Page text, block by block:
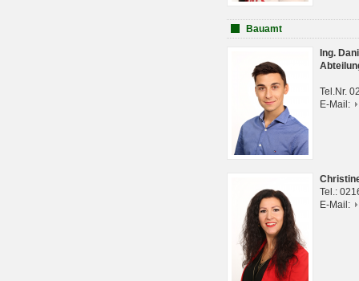
Bauamt
Ing.
Tel.Nr.
E-Mail:
Tel.:
E-Mail: